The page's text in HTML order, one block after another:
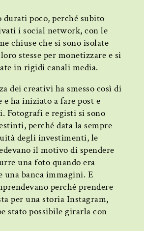
durati poco, perché subito
i social network, con le
chiuse che si sono isolate
stesse per monetizzare e si
in rigidi canali media.
dei creativi ha smesso così di
e ha iniziato a fare post e
Fotografi e registi si sono
perché data la sempre
degli investimenti, le
il motivo di spendere
una foto quando era
una banca immagini. E
perché prendere
per una storia Instagram,
stato possibile girarla con